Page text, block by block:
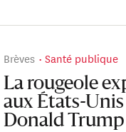
Brèves Santé publique
La rougeole
aux États-Unis
Donald Trump